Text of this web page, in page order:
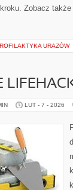
Zobacz
URAZÓW
LUT - 7 - 2026